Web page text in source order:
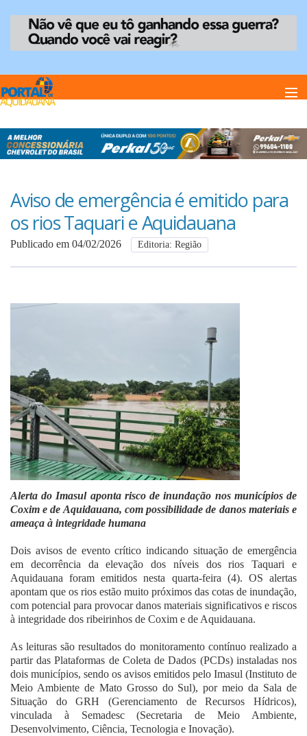
Home
Anuncie
Anuncie
Aviso de emergência é emitido para
os rios Taquari e Aquidauana
Publicado em 04/02/2026 Editoria: Região
Alerta do Imasul aponta risco de inundação nos municípios de
Coxim e de Aquidauana, com possibilidade de danos materiais e
ameaça à integridade humana
Dois avisos de evento crítico indicando situação de emergência
em decorrência da elevação dos níveis dos rios Taquari e
Aquidauana foram emitidos nesta quarta-feira (4). OS alertas
apontam que os rios estão muito próximos das cotas de inundação,
com potencial para provocar danos materiais significativos e riscos
à integridade dos ribeirinhos de Coxim e de Aquidauana.
As leituras são resultados do monitoramento contínuo realizado a
partir das Plataformas de Coleta de Dados (PCDs) instaladas nos
dois municípios, sendo os avisos emitidos pelo Imasul (Instituto de
Meio Ambiente de Mato Grosso do Sul), por meio da Sala de
Situação do GRH (Gerenciamento de Recursos Hídricos),
vinculada à Semadesc (Secretaria de Meio Ambiente,
Desenvolvimento, Ciência, Tecnologia e Inovação).